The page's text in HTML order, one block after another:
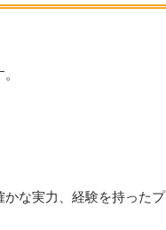
な実力、経験を持ったプ